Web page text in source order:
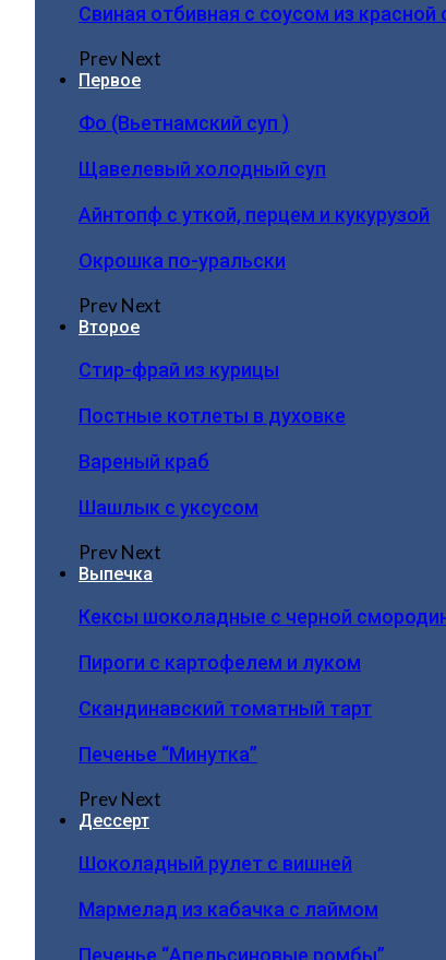
Свиная отбивная с соусом из
PrevNext
Первое
Фо (Вьетнамский суп )
Щавелевый холодный суп
Айнтопф с уткой, перцем и кукурузой
Окрошка по-уральски
PrevNext
Второе
Стир-фрай из курицы
Постные котлеты в духовке
Вареный краб
Шашлык с уксусом
PrevNext
Выпечка
Кексы шоколадные с черной
Пироги c картофелем и луком
Скандинавский томатный тарт
Печенье “Минутка”
PrevNext
Дессерт
Шоколадный рулет с вишней
Мармелад из кабачка с лаймом
Печенье “Апельсиновые ромбы”